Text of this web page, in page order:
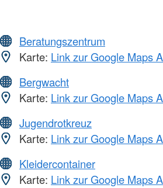
Beratungszentrum
Karte: Link zur Google Maps
Bergwacht
Karte: Link zur Google Maps
Jugendrotkreuz
Karte: Link zur Google Maps
Kleidercontainer
Karte: Link zur Google Maps